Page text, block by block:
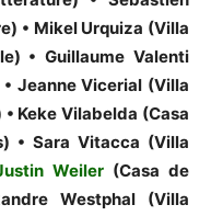
• Mikel Urquiza (Villa
• Guillaume Valenti
Jeanne Vicerial (Villa
Keke Vilabelda (Casa
• Sara Vitacca (Villa
Weiler (Casa de
Westphal (Villa